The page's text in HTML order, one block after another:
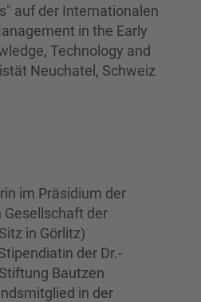
auf der Internationalen
in the Early
Technology and
Neuchatel, Schweiz
im Präsidium der
Gesellschaft der
in Görlitz)
der Dr.-
Bautzen
in der